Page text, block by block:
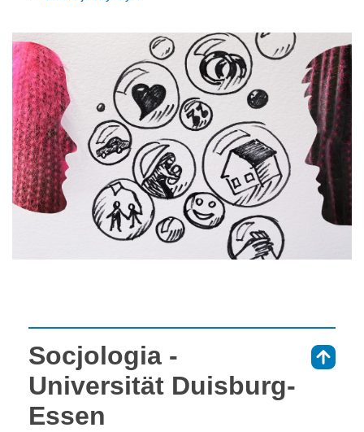
Socjologia -
Universität Duisburg-
Essen